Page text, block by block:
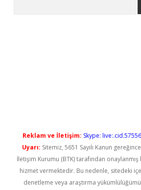
Reklam ve İletişim: Skype:
Uyarı: Sitemiz, 5651 Sayılı Kanun
İletişim Kurumu (BTK) tarafından onaylanmış
hizmet vermektedir. Bu nedenle, sitedeki
denetleme veya araştırma